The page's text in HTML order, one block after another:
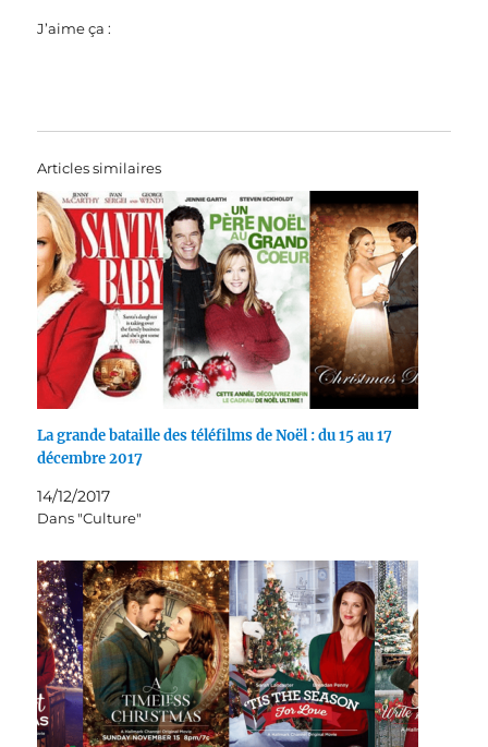
J’aime ça :
Articles similaires
La grande bataille des téléfilms de Noël : du 15 au 17
décembre 2017
14/12/2017
Dans "Culture"